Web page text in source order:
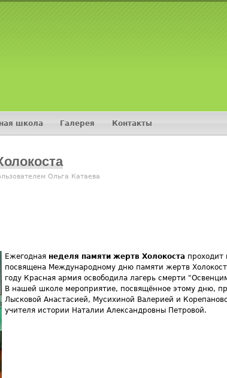
Ольга Катаева
Ежегодная неделя памяти жертв Холокоста проходит
посвящена Международному дню памяти жертв
году Красная армия освободила лагерь смерти
В нашей школе мероприятие, посвящённое этому дню,
Лысковой Анастасией, Мусихиной Валерией и
учителя истории Наталии Александровны Петровой.
школа Галерея Контакты